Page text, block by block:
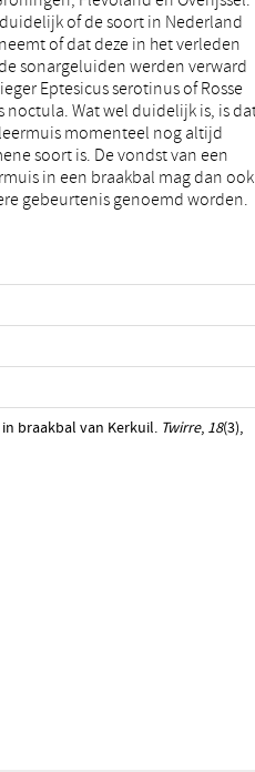
gebeurtenis genoemd worden.
in braakbal van Kerkuil. Twirre, 18(3),